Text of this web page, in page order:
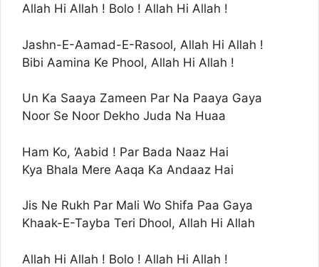
Allah Hi Allah ! Bolo ! Allah Hi Allah !
Jashn-E-Aamad-E-Rasool, Allah Hi Allah !
Bibi Aamina Ke Phool, Allah Hi Allah !
Un Ka Saaya Zameen Par Na Paaya Gaya
Noor Se Noor Dekho Juda Na Huaa
Ham Ko, ‘Aabid ! Par Bada Naaz Hai
Kya Bhala Mere Aaqa Ka Andaaz Hai
Jis Ne Rukh Par Mali Wo Shifa Paa Gaya
Khaak-E-Tayba Teri Dhool, Allah Hi Allah
Allah Hi Allah ! Bolo ! Allah Hi Allah !